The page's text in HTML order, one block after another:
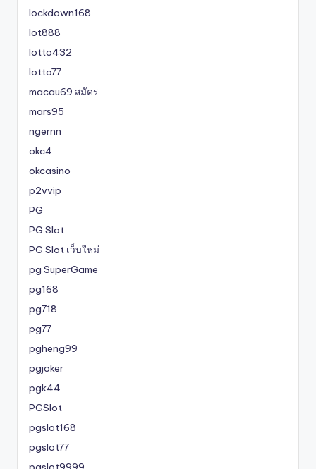
lockdown168
lot888
lotto432
lotto77
macau69 สมัคร
mars95
ngernn
okc4
okcasino
p2vvip
PG
PG Slot
PG Slot เว็บใหม่
pg SuperGame
pg168
pg718
pg77
pgheng99
pgjoker
pgk44
PGSlot
pgslot168
pgslot77